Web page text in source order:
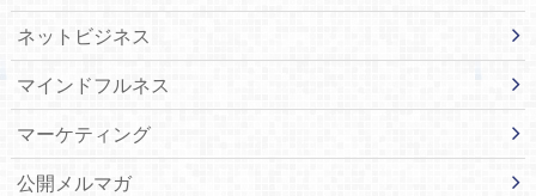
ネットビジネス
マインドフルネス
マーケティング
公開メルマガ